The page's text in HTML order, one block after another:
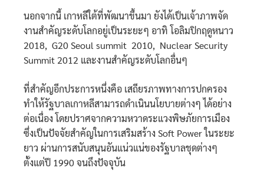
นอกจากนี้ เกาหลีใต้ที่พัฒนาขึ้นมา ยังได้เป็นเจ้าภาพจัด
งานสำคัญระดับโลกอยู่เป็นระยะๆ อาทิ โอลิมปิกฤดูหนาว
2018, G20 Seoul summit 2010, Nuclear Security
Summit 2012 และงานสำคัญระดับโลกอื่นๆ
ที่สำคัญอีกประการหนึ่งคือ เสถียรภาพทางการปกครอง
ทำให้รัฐบาลเกาหลีสามารถดำเนินนโยบายต่างๆ ได้อย่าง
ต่อเนื่อง โดยปราศจากความหวาดระแวงพิษภัยการเมือง
ซึ่งเป็นปัจจัยสำคัญในการเสริมสร้าง Soft Power ในระยะ
ยาว ผ่านการสนับสนุนอันแน่วแน่ของรัฐบาลชุดต่างๆ
ตั้งแต่ปี 1990 จนถึงปัจจุบัน